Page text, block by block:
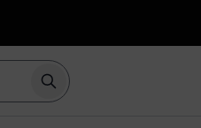
Suche mit Suchwort